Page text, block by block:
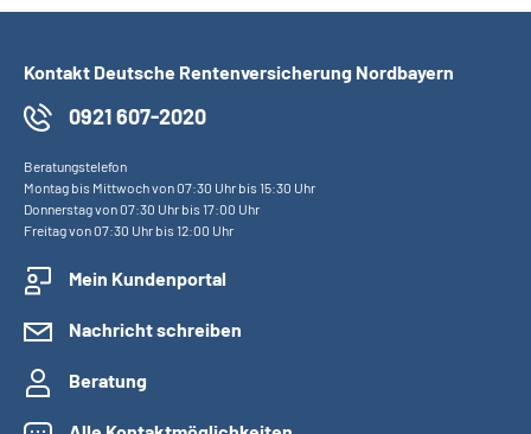
Kontakt Deutsche Rentenversicherung Nordbayern
0921 607-2020
Beratungstelefon
Montag bis Mittwoch von 07:30 Uhr bis 15:30 Uhr
Donnerstag von 07:30 Uhr bis 17:00 Uhr
Freitag von 07:30 Uhr bis 12:00 Uhr
Mein Kundenportal
Nachricht schreiben
Beratung